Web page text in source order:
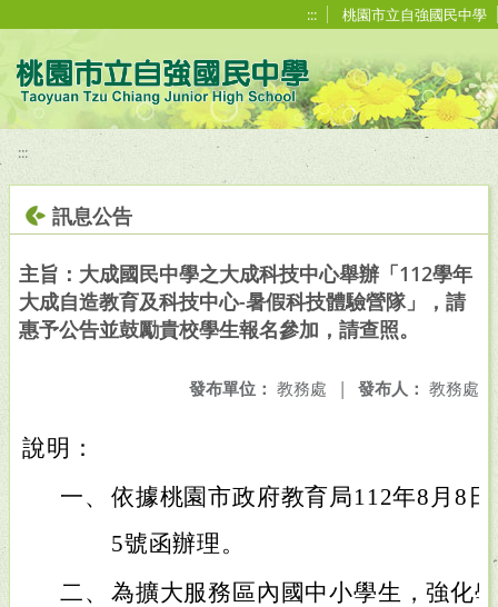
::: 桃園市立自強國民中學
:::
訊息公告
主旨：大成國民中學之大成科技中心舉辦「112學年
大成自造教育及科技中心-暑假科技體驗營隊」，請
惠予公告並鼓勵貴校學生報名參加，請查照。
發布人： 教務處
發布單位： 教務處 |
說明：
一、 依據桃園市政府教育局112年8月8
5號函辦理。
二、 為擴大服務區內國中小學生，強化